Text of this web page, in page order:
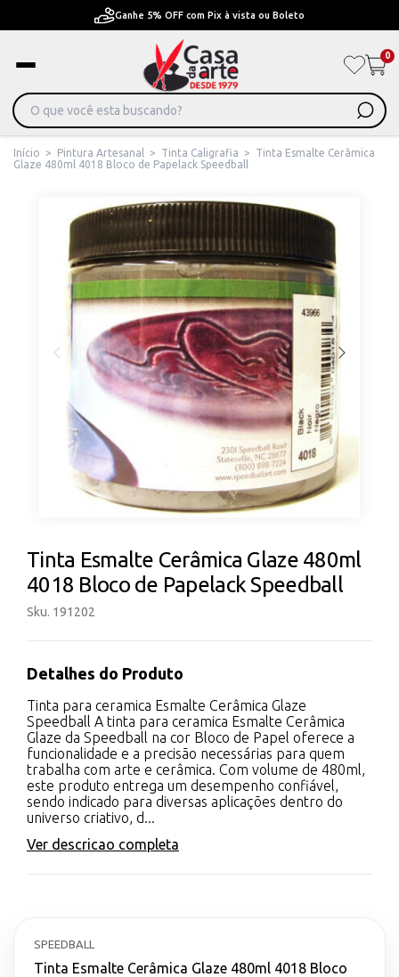
Ganhe 5% OFF com Pix à vista ou Boleto
0
Início > Pintura Artesanal > Tinta Caligrafia >
Tinta Esmalte Cerâmica
Glaze 480ml 4018 Bloco de Papelack Speedball
Tinta Esmalte Cerâmica Glaze 480ml
4018 Bloco de Papelack Speedball
Sku. 191202
Detalhes do Produto
Tinta para ceramica Esmalte Cerâmica Glaze
Speedball A tinta para ceramica Esmalte Cerâmica
Glaze da Speedball na cor Bloco de Papel oferece a
funcionalidade e a precisão necessárias para quem
trabalha com arte e cerâmica. Com volume de 480ml,
este produto entrega um desempenho confiável,
sendo indicado para diversas aplicações dentro do
universo criativo, d...
Ver descricao completa
SPEEDBALL
Tinta Esmalte Cerâmica Glaze 480ml 4018 Bloco